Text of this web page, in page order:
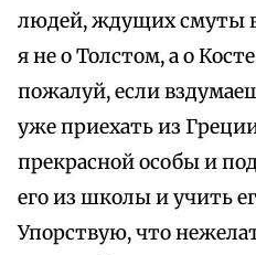
людей, ждущих смуты
я не о Толстом, а о
пожалуй, если
уже приехать из
прекрасной особы и
его из школы и учить
Упорствую, что